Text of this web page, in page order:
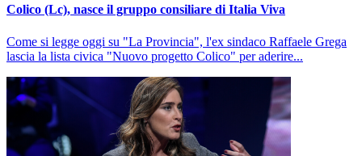
Colico (Lc), nasce il gruppo consiliare di Italia Viva
Come si legge oggi su "La Provincia", l'ex sindaco Raffaele Grega
lascia la lista civica "Nuovo progetto Colico" per aderire...